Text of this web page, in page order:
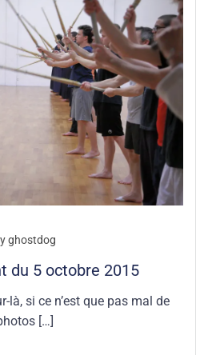
ghostdog
du 5 octobre 2015
là, si ce n’est que pas mal de
[…]